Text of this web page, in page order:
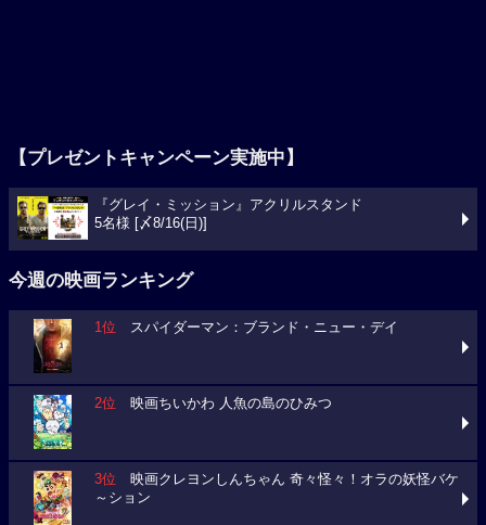
【プレゼントキャンペーン実施中】
『グレイ・ミッション』アクリルスタンド
5名様 [〆8/16(日)]
今週の映画ランキング
1位 スパイダーマン：ブランド・ニュー・デイ
2位 映画ちいかわ 人魚の島のひみつ
3位 映画クレヨンしんちゃん 奇々怪々！オラの妖怪バケ
～ション